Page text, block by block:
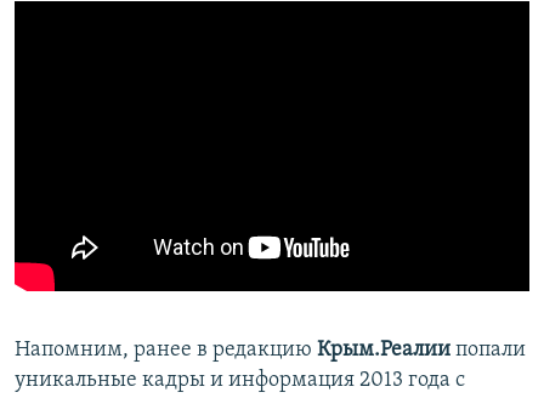
Напомним, ранее в редакцию Крым.Реалии попали
уникальные кадры и информация 2013 года с